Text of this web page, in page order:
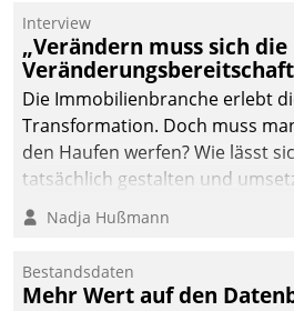
Die monatlichen
Mitteilungen zum
Heizungs- und
Wasserverbrauch gehen
automatisiert, vollständig
und auf Wunsch über
mehrere zuvor
Kommunikationswege bei
Interview
„Verändern muss sich die
Die Immobilienbranche erlebt
Transformation. Doch muss
den Haufen werfen? Wie lässt
tatsächlich gestalten und
Argumente zählen wirklich?
Nadja Hußmann
Bestandsdaten
Mehr Wert auf den